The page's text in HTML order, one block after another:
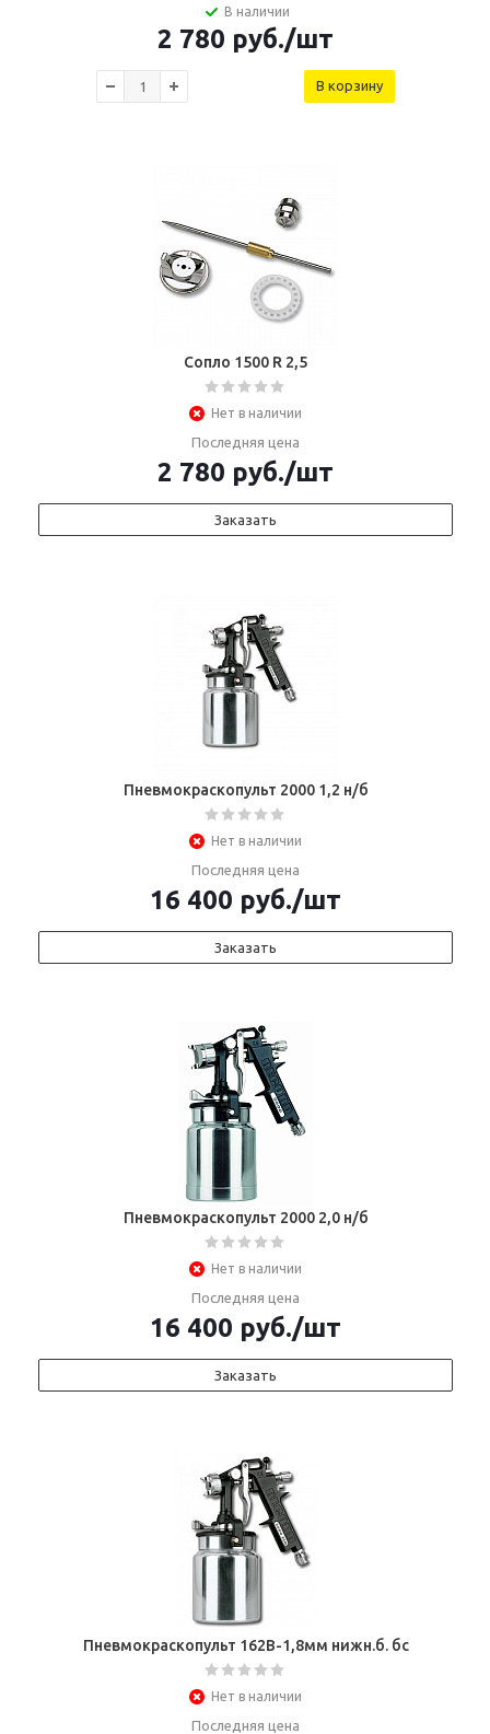
В наличии
2 780 руб./шт
В корзину
Сопло 1500 R 2,5
Нет в наличии
Последняя цена
2 780 руб./шт
Заказать
Пневмокраскопульт 2000 1,2 н/б
Нет в наличии
Последняя цена
16 400 руб./шт
Заказать
Пневмокраскопульт 2000 2,0 н/б
Нет в наличии
Последняя цена
16 400 руб./шт
Заказать
Пневмокраскопульт 162В-1,8мм нижн.б. бс
Нет в наличии
Последняя цена